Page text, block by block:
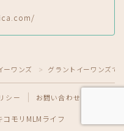
ーワンズ ＞ グラントイーワンズで
シー お問い合わせ
モリMLMライフ